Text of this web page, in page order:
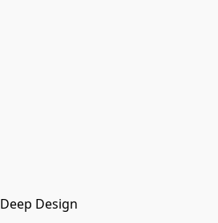
Deep Design